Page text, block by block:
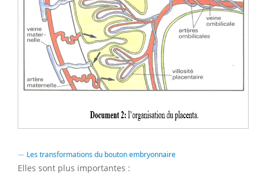
− Les transformations du bouton embryonnaire
Elles sont plus importantes :